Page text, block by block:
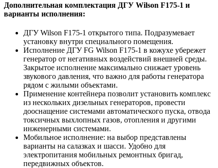
Дополнительная комплектация ДГУ Wilson F175-1 и
варианты исполнения:
ДГУ Wilson F175-1 открытого типа. Подразумевает
установку внутри специального помещения.
Исполнение ДГУ FG Wilson F175-1 в кожухе убережет
генератор от негативных воздействий внешней среды.
Закрытое исполнение максимально снижает уровень
звукового давления, что важно для работы генератора
рядом с жилыми объектами.
Применение контейнера позволит установить комплекс
из нескольких дизельных генераторов, провести
дооснащение системами автоматического пуска, отвода
токсичных выхлопных газов, отопления и другими
инженерными системами.
Мобильное исполнение: на выбор представлены
варианты на салазках и шасси. Удобно для
электропитания мобильных ремонтных бригад,
передвижных объектов.